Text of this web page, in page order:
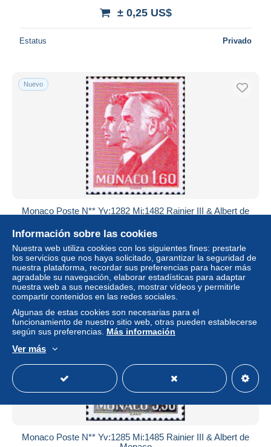
± 0,25 US$
Estatus Privado
Nuevo
Monaco Poste N** Yv:1282 Mi:1482 Rainier III & Albert de
± 1,11 US$
Estatus Privado
Nuevo
Monaco Poste N** Yv:1285 Mi:1485 Rainier III & Albert de
Información sobre las cookies
Nuestra web utiliza cookies con los siguientes fines: prestarle
los servicios que nos haya solicitado, garantizar la seguridad de
nuestra plataforma, recordar sus preferencias para hacer más
agradable su navegación, elaborar estadísticas para adaptar
nuestra web a sus necesidades, mostrar vídeos y permitirle
compartir contenidos en las redes sociales.
Algunas de estas cookies son necesarias para el
funcionamiento de nuestro sitio web, otras pueden establecerse
según sus preferencias. Más información
Ver más